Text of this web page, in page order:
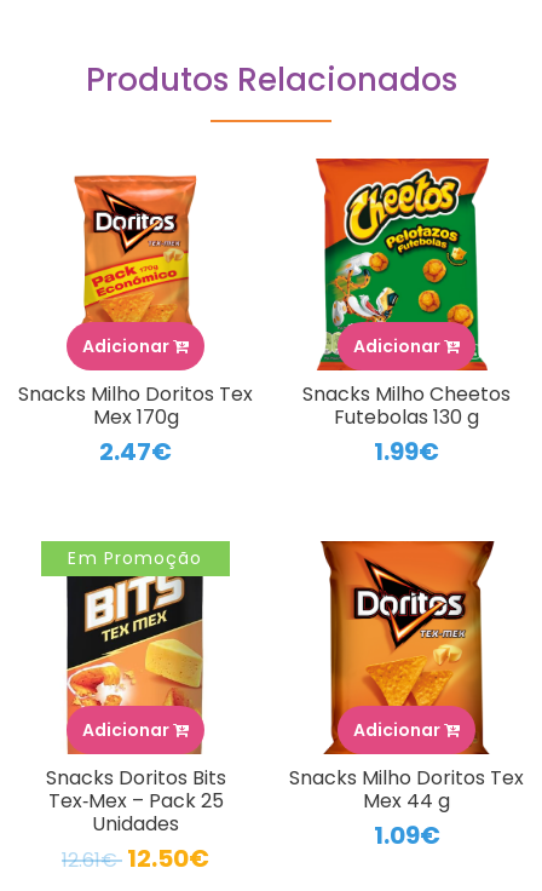
Produtos Relacionados
Adicionar
Snacks Milho Doritos Tex
Mex 170g
2.47€
Adicionar
Snacks Milho Cheetos
Futebolas 130 g
1.99€
Em Promoção
Adicionar
Snacks Doritos Bits
Tex‑Mex – Pack 25
Unidades
12.61€ 12.50€
Adicionar
Snacks Milho Doritos Tex
Mex 44 g
1.09€